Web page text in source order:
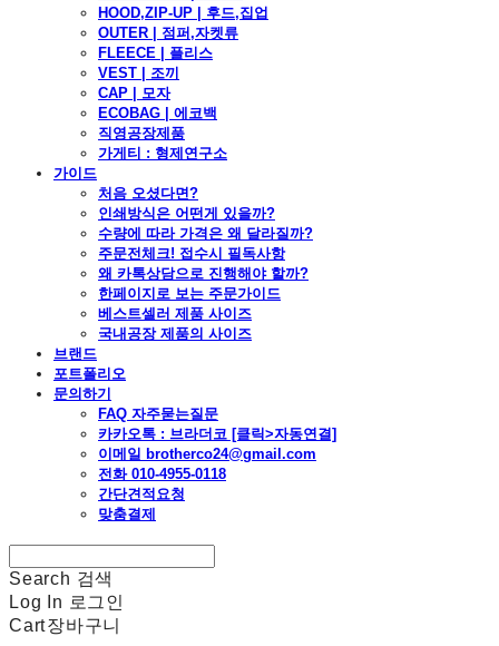
HOOD,ZIP-UP | 후드,집업
OUTER | 점퍼,자켓류
FLEECE | 플리스
VEST | 조끼
CAP | 모자
ECOBAG | 에코백
직영공장제품
가게티 : 형제연구소
가이드
처음 오셨다면?
인쇄방식은 어떤게 있을까?
수량에 따라 가격은 왜 달라질까?
주문전체크! 접수시 필독사항
왜 카톡상담으로 진행해야 할까?
한페이지로 보는 주문가이드
베스트셀러 제품 사이즈
국내공장 제품의 사이즈
브랜드
포트폴리오
문의하기
FAQ 자주묻는질문
카카오톡 : 브라더코 [클릭>자동연결]
이메일 brotherco24@gmail.com
전화 010-4955-0118
간단견적요청
맞춤결제
Search 검색
Log In 로그인
Cart장바구니